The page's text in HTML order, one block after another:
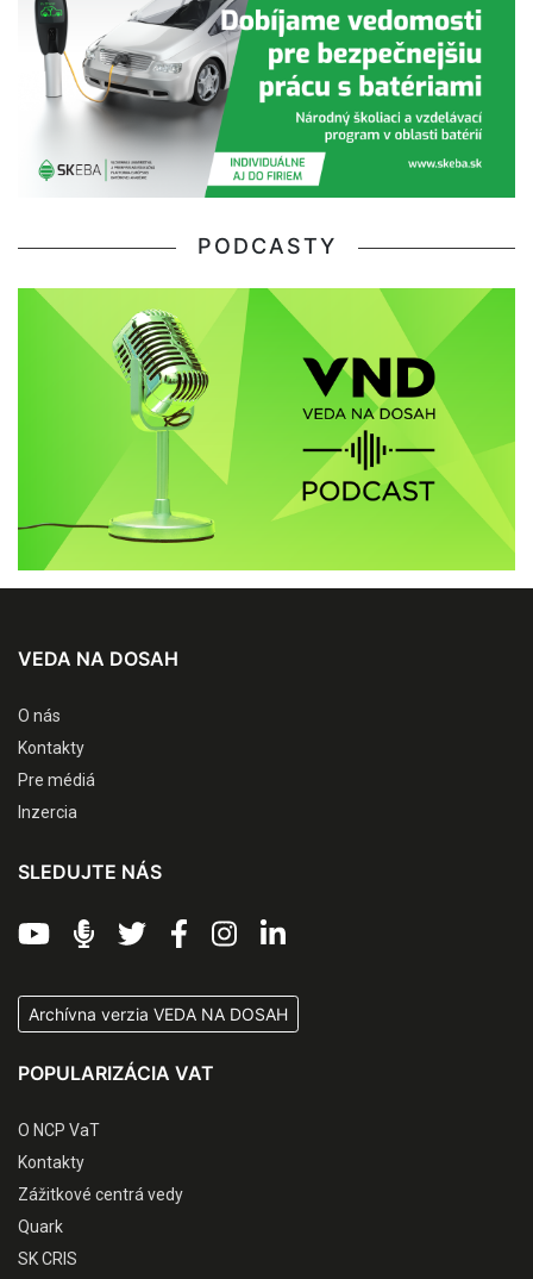
PODCASTY
VEDA NA DOSAH
O nás
Kontakty
Pre médiá
Inzercia
SLEDUJTE NÁS
Archívna verzia VEDA NA DOSAH
POPULARIZÁCIA VAT
O NCP VaT
Kontakty
Zážitkové centrá vedy
Quark
SK CRIS